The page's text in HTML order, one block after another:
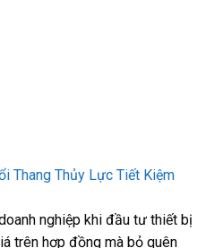
Thang Thủy Lực Tiết Kiệm
nghiệp khi đầu tư thiết bị
trên hợp đồng mà bỏ quên